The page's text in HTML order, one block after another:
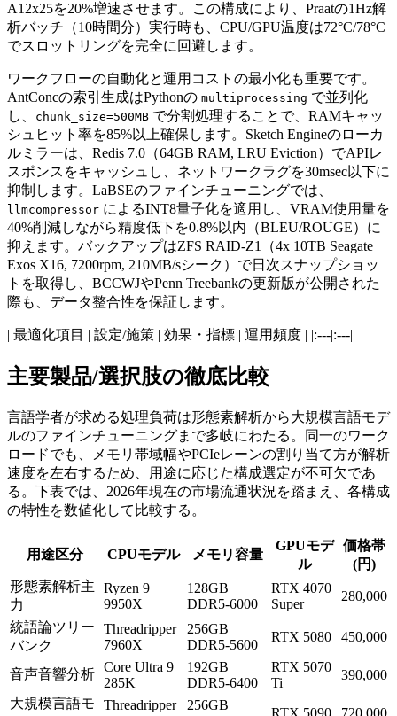
A12x25を20%増速させます。この構成により、Praatの1Hz解
析バッチ（10時間分）実行時も、CPU/GPU温度は72°C/78°C
でスロットリングを完全に回避します。
ワークフローの自動化と運用コストの最小化も重要です。
AntConcの索引生成はPythonの multiprocessing で並列化
し、
chunk_size=500MB で分割処理することで、RAMキャッ
シュヒット率を85%以上確保します。Sketch Engineのローカ
ルミラーは、Redis 7.0（64GB RAM, LRU Eviction）でAPIレ
スポンスをキャッシュし、ネットワークラグを30msec以下に
抑制します。LaBSEのファインチューニングでは、
llmcompressor によるINT8量子化を適用し、VRAM使用量を
40%削減しながら精度低下を0.8%以内（BLEU/ROUGE）に
抑えます。バックアップはZFS RAID-Z1（4x 10TB Seagate
Exos X16, 7200rpm, 210MB/sシーク）で日次スナップショッ
トを取得し、BCCWJやPenn Treebankの更新版が公開された
際も、データ整合性を保証します。
| 最適化項目 | 設定/施策 | 効果・指標 | 運用頻度 | |:---|:---|
主要製品/選択肢の徹底比較
言語学者が求める処理負荷は形態素解析から大規模言語モデ
ルのファインチューニングまで多岐にわたる。同一のワーク
ロードでも、メモリ帯域幅やPCIeレーンの割り当て方が解析
速度を左右するため、用途に応じた構成選定が不可欠であ
る。下表では、2026年現在の市場流通状況を踏まえ、各構成
の特性を数値化して比較する。
用途区分 CPUモデル メモリ容量
GPUモデ
ル
価格帯
(円)
形態素解析主
力
Ryzen 9
9950X
128GB
DDR5-6000
RTX 4070
Super
280,000
統語論ツリー
バンク
Threadripper
7960X
256GB
DDR5-5600
RTX 5080 450,000
音声音響分析 Core Ultra 9
285K
192GB
DDR5-6400
RTX 5070
Ti
390,000
大規模言語モ
Threadripper
256GB
RTX 5090 720,000